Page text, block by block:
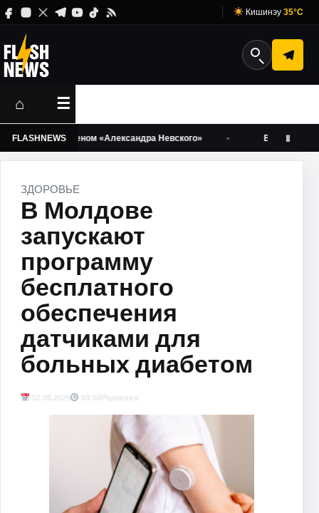
Кишинэу 35°C
⌂ ☰
FLASHNEWS
орденом «Александра Невского» В КишинэуⅡ
ЗДОРОВЬЕ
В Молдове
запускают
программу
бесплатного
обеспечения
датчиками для
больных диабетом
02.06.2026 09:58Редакция